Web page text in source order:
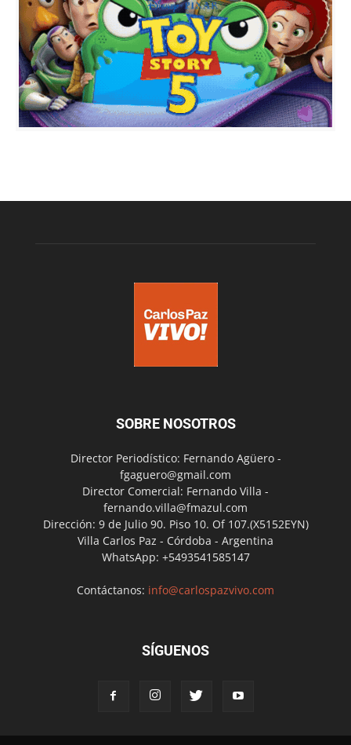
SOBRE NOSOTROS
Director Periodístico: Fernando Agüero -
fgaguero@gmail.com
Director Comercial: Fernando Villa -
fernando.villa@fmazul.com
Dirección: 9 de Julio 90. Piso 10. Of 107.(X5152EYN)
Villa Carlos Paz - Córdoba - Argentina
WhatsApp: +5493541585147
Contáctanos: info@carlospazvivo.com
SÍGUENOS